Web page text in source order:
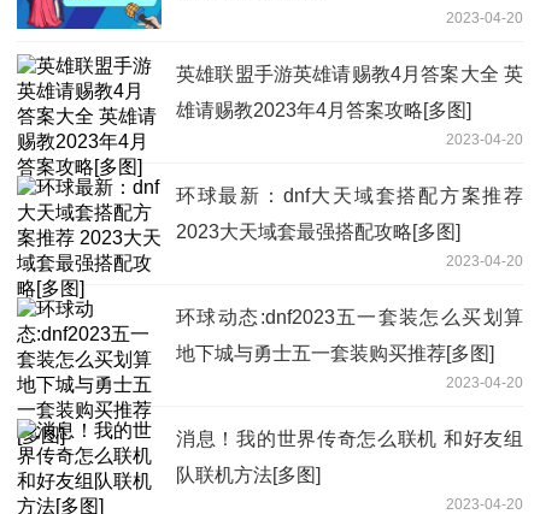
2023-04-20
英雄联盟手游英雄请赐教4月答案大全 英
雄请赐教2023年4月答案攻略[多图]
2023-04-20
环球最新：dnf大天域套搭配方案推荐
2023大天域套最强搭配攻略[多图]
2023-04-20
环球动态:dnf2023五一套装怎么买划算
地下城与勇士五一套装购买推荐[多图]
2023-04-20
消息！我的世界传奇怎么联机 和好友组
队联机方法[多图]
2023-04-20